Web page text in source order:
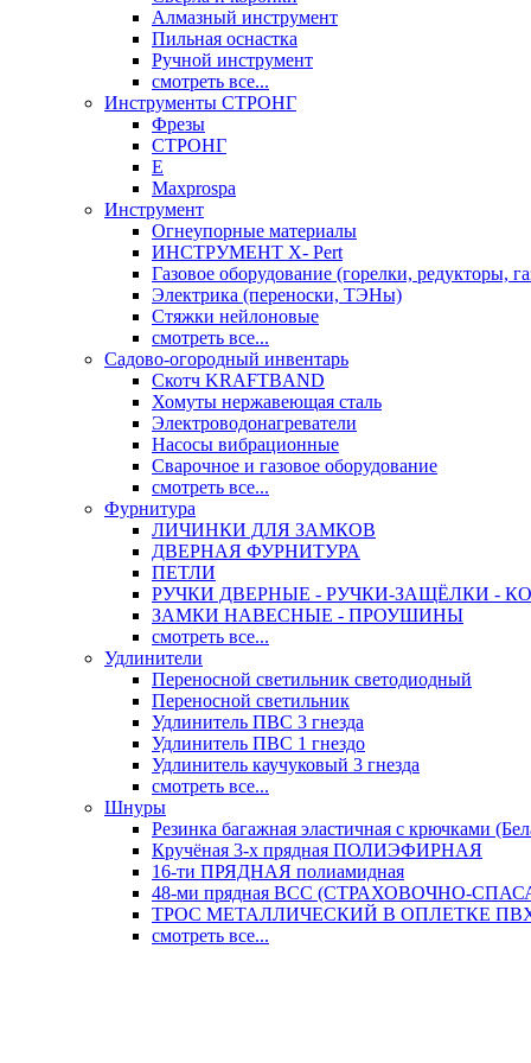
Алмазный инструмент
Пильная оснастка
Ручной инструмент
смотреть все...
Инструменты СТРОНГ
Фрезы
СТРОНГ
Е
Maxprospa
Инструмент
Огнеупорные материалы
ИНСТРУМЕНТ X- Pert
Газовое оборудование (горелки, редукторы,
Электрика (переноски, ТЭНы)
Стяжки нейлоновые
смотреть все...
Садово-огородный инвентарь
Скотч KRAFTBAND
Хомуты нержавеющая сталь
Электроводонагреватели
Насосы вибрационные
Сварочное и газовое оборудование
смотреть все...
Фурнитура
ЛИЧИНКИ ДЛЯ ЗАМКОВ
ДВЕРНАЯ ФУРНИТУРА
ПЕТЛИ
РУЧКИ ДВЕРНЫЕ - РУЧКИ-ЗАЩЁЛКИ -
ЗАМКИ НАВЕСНЫЕ - ПРОУШИНЫ
смотреть все...
Удлинители
Переносной светильник светодиодный
Переносной светильник
Удлинитель ПВС 3 гнезда
Удлинитель ПВС 1 гнездо
Удлинитель каучуковый 3 гнезда
смотреть все...
Шнуры
Резинка багажная эластичная с крючками
Кручёная 3-х прядная ПОЛИЭФИРНАЯ
16-ти ПРЯДНАЯ полиамидная
48-ми прядная ВСС (СТРАХОВОЧНО-
ТРОС МЕТАЛЛИЧЕСКИЙ В ОПЛЕТКЕ ПВХ
смотреть все...